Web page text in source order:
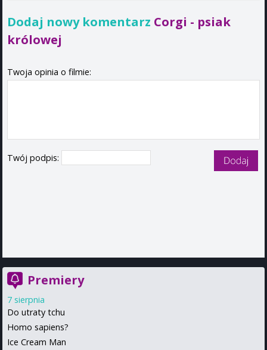
Dodaj nowy komentarz Corgi - psiak
królowej
Twoja opinia o filmie:
Twój podpis:
Premiery
7 sierpnia
Do utraty tchu
Homo sapiens?
Ice Cream Man